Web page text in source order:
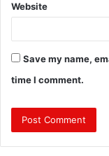
Website
Save my name,
time I comment.